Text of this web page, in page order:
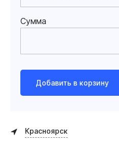
Сумма
Добавить в корзину
Красноярск